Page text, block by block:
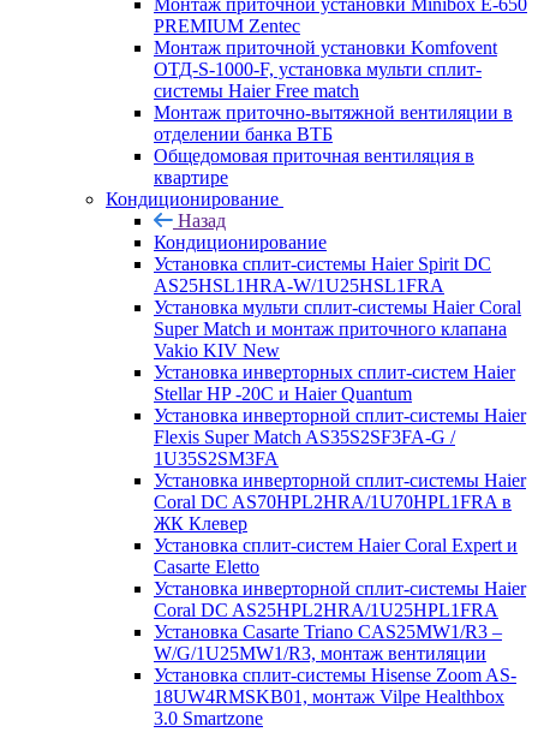
Монтаж приточной установки Minibox E-650
PREMIUM Zentec
Монтаж приточной установки Komfovent
ОТД-S-1000-F, установка мульти сплит-
системы Haier Free match
Монтаж приточно-вытяжной вентиляции в
отделении банка ВТБ
Общедомовая приточная вентиляция в
квартире
Кондиционирование
Назад
Кондиционирование
Установка сплит-системы Haier Spirit DC
AS25HSL1HRA-W/1U25HSL1FRA
Установка мульти сплит-системы Haier Coral
Super Match и монтаж приточного клапана
Vakio KIV New
Установка инверторных сплит-систем Haier
Stellar HP -20С и Haier Quantum
Установка инверторной сплит-системы Haier
Flexis Super Match AS35S2SF3FA-G /
1U35S2SM3FA
Установка инверторной сплит-системы Haier
Coral DC AS70HPL2HRA/1U70HPL1FRA в
ЖК Клевер
Установка сплит-систем Haier Coral Expert и
Casarte Eletto
Установка инверторной сплит-системы Haier
Coral DC AS25HPL2HRA/1U25HPL1FRA
Установка Casarte Triano CAS25MW1/R3 –
W/G/1U25MW1/R3, монтаж вентиляции
Установка сплит-системы Hisense Zoom AS-
18UW4RMSKB01, монтаж Vilpe Healthbox
3.0 Smartzone